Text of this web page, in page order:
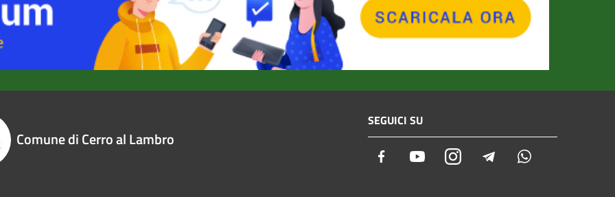
Comune di Cerro al Lambro
SEGUICI SU
Facebook YoutubeInstagramTelegram